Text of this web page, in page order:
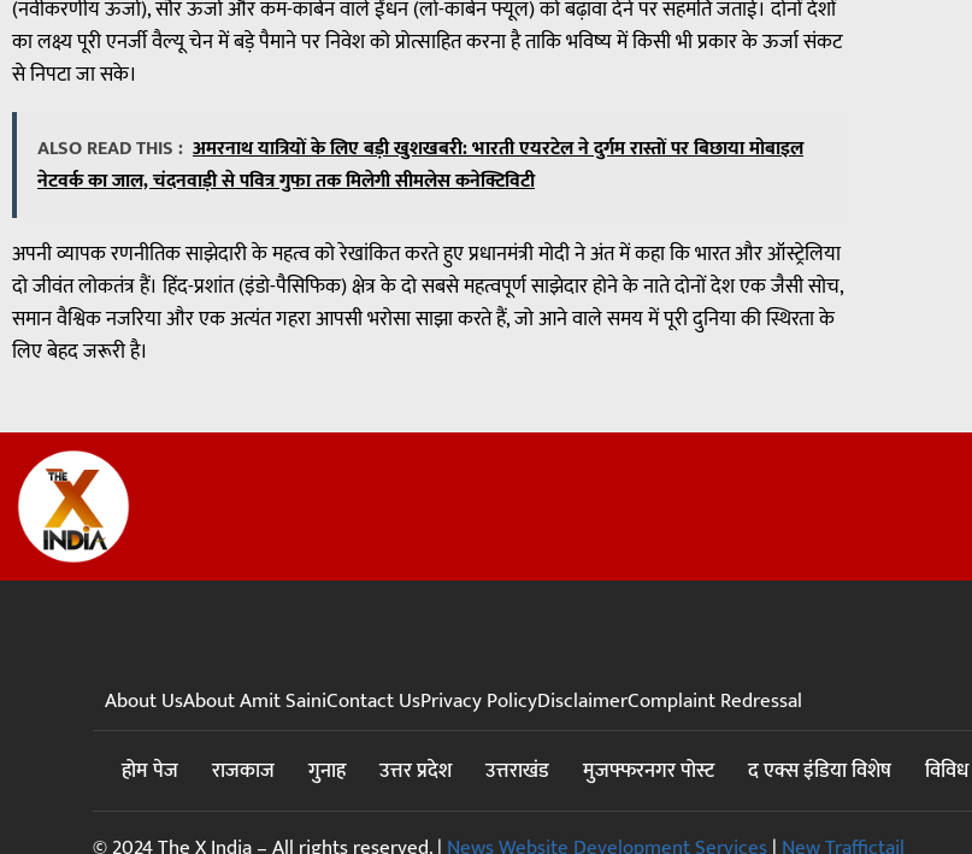
(नवीकरणीय ऊर्जा), सौर ऊर्जा और कम-कार्बन वाले ईंधन (लो-कार्बन फ्यूल) को बढ़ावा देने पर सहमति जताई। दोनों देशों
का लक्ष्य पूरी एनर्जी वैल्यू चेन में बड़े पैमाने पर निवेश को प्रोत्साहित करना है ताकि भविष्य में किसी भी प्रकार के ऊर्जा संकट
से निपटा जा सके।
ALSO READ THIS : अमरनाथ यात्रियों के लिए बड़ी खुशखबरी: भारती एयरटेल ने दुर्गम रास्तों पर बिछाया मोबाइल
नेटवर्क का जाल, चंदनवाड़ी से पवित्र गुफा तक मिलेगी सीमलेस कनेक्टिविटी
अपनी व्यापक रणनीतिक साझेदारी के महत्व को रेखांकित करते हुए प्रधानमंत्री मोदी ने अंत में कहा कि भारत और ऑस्ट्रेलिया
दो जीवंत लोकतंत्र हैं। हिंद-प्रशांत (इंडो-पैसिफिक) क्षेत्र के दो सबसे महत्वपूर्ण साझेदार होने के नाते दोनों देश एक जैसी सोच,
समान वैश्विक नजरिया और एक अत्यंत गहरा आपसी भरोसा साझा करते हैं, जो आने वाले समय में पूरी दुनिया की स्थिरता के
लिए बेहद जरूरी है।
About UsAbout Amit SainiContact UsPrivacy PolicyDisclaimerComplaint Redressal
होम पेज राजकाज गुनाह उत्तर प्रदेश उत्तराखंड मुजफ्फरनगर पोस्ट द एक्स इंडिया विशेष